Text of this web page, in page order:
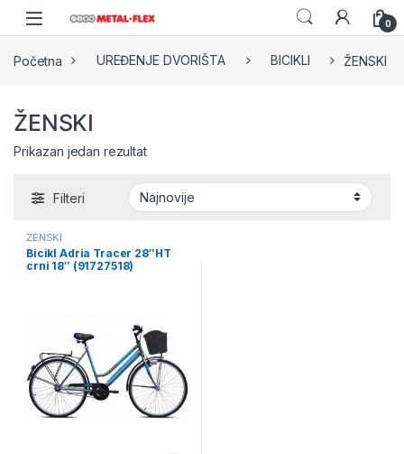
Skip to navigation
Skip to content
0
Početna UREĐENJE DVORIŠTA BICIKLI ŽENSKI
ŽENSKI
Prikazan jedan rezultat
Filteri
ŽENSKI
Bicikl Adria Tracer 28″HT
crni 18″ (91727518)